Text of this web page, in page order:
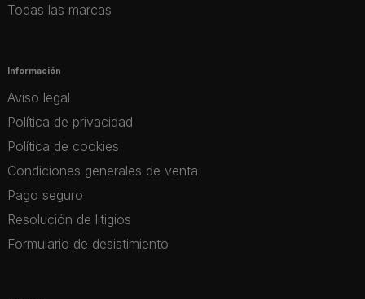
Todas las marcas
Información
Aviso legal
Política de privacidad
Política de cookies
Condiciones generales de venta
Pago seguro
Resolución de litigios
Formulario de desistimiento